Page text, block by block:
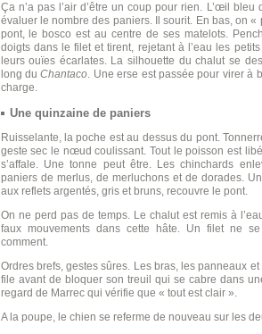
Ça n’a pas l’air d’être un coup pour rien. L’œil
évaluer le nombre des paniers. Il sourit. En bas, on
pont, le bosco est au centre de ses matelots.
doigts dans le filet et tirent, rejetant à l’eau les
leurs ouïes écarlates. La silhouette du chalut se
long duChantaco. Une erse est passée pour virer à
charge.
Une quinzaine de paniers
Ruisselante, la poche est au dessus du pont.
geste sec le nœud coulissant. Tout le poisson est
s’affale. Une tonne peut être. Les chinchards
paniers de merlus, de merluchons et de dorades.
aux reflets argentés, gris et bruns, recouvre le pont.
On ne perd pas de temps. Le chalut est remis à
faux mouvements dans cette hâte. Un filet ne
comment.
Ordres brefs, gestes sûres. Les bras, les panneaux
file avant de bloquer son treuil qui se cabre dans
regard de Marrec qui vérifie que « tout est clair ».
A la poupe, le chien se referme de nouveau sur les